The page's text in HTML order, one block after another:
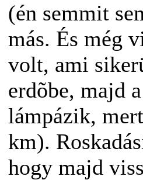
(én semmit
más. És még
volt, ami
erdõbe, majd
lámpázik,
km).
hogy majd